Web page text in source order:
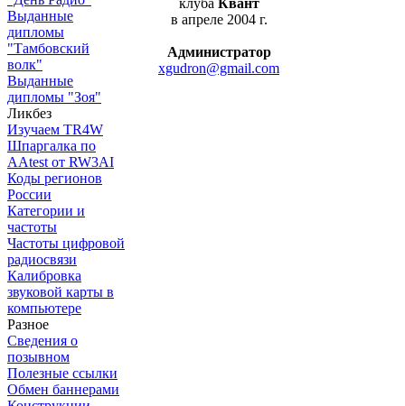
Выданные
дипломы
"Тамбовский
волк"
Выданные
дипломы "Зоя"
Ликбез
Изучаем TR4W
Шпаргалка по
AAtest от RW3AI
Коды регионов
России
Категории и
частоты
Частоты цифровой
радиосвязи
Калибровка
звуковой карты в
компьютере
Разное
Сведения о
позывном
Полезные ссылки
Обмен баннерами
клуба Квант
в апреле 2004 г.
Администратор
xgudron@gmail.com